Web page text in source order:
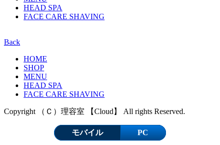
HEAD SPA
FACE CARE SHAVING
Back
HOME
SHOP
MENU
HEAD SPA
FACE CARE SHAVING
Copyright （Ｃ）理容室 【Cloud】 All rights Reserved.
モバイル PC